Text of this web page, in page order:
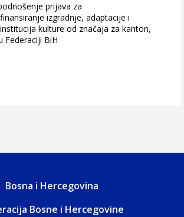
prijava za
izgradnje, adaptacije i
kulture od značaja za kanton,
Federaciji BiH
Bosna i Hercegovina
Bosne i Hercegovine